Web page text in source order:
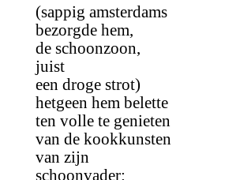
(sappig amsterdams
bezorgde hem,
de schoonzoon,
juist
een droge strot)
hetgeen hem belette
ten volle te genieten
van de kookkunsten
van zijn
schoonvader: